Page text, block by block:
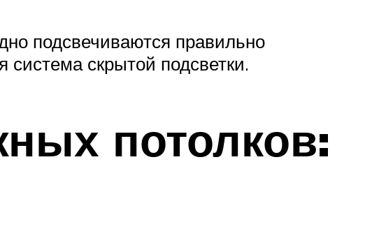
подсвечиваются правильно
скрытой подсветки.
потолков: